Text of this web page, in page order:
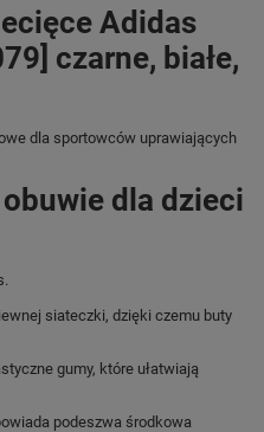
Adidas
czarne, białe,
dla sportowców uprawiających
dla dzieci
siateczki, dzięki czemu buty
gumy, które ułatwiają
podeszwa środkowa